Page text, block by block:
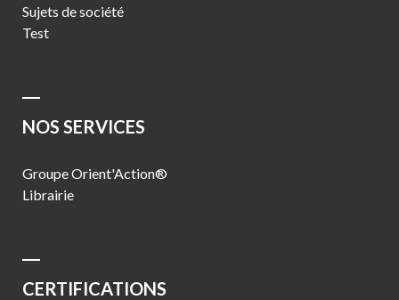
Sujets de société
Test
NOS SERVICES
Groupe Orient'Action®
Librairie
CERTIFICATIONS